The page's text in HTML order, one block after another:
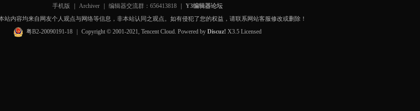
手机版 Archiver 编辑器交流群：656413818
Y3编辑器论坛
站内容均来自网友个人观点与网络等信息，非本站认同之观点。如有侵犯了您的权益，请联系网站客服修改或删除！
粤B2-20090191-18
Copyright © 2001-2021, Tencent Cloud. Powered byDiscuz! X3.5 Licensed